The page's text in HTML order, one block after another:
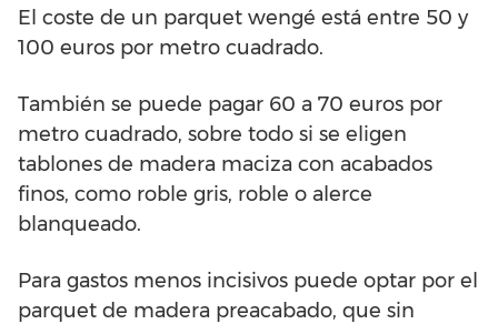
El coste de un parquet wengé está entre 50 y
100 euros por metro cuadrado.
También se puede pagar 60 a 70 euros por
metro cuadrado, sobre todo si se eligen
tablones de madera maciza con acabados
finos, como roble gris, roble o alerce
blanqueado.
Para gastos menos incisivos puede optar por el
parquet de madera preacabado, que sin